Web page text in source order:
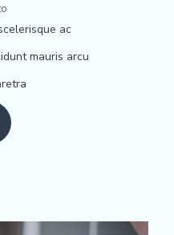
ac
mauris arcu